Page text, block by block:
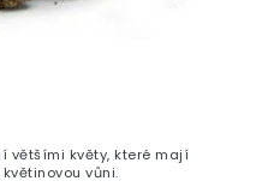
většími květy, které mají
vůni.